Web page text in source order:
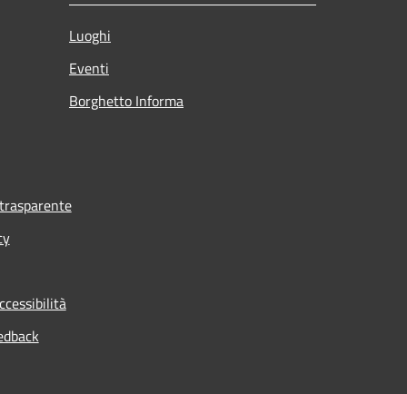
Luoghi
Eventi
Borghetto Informa